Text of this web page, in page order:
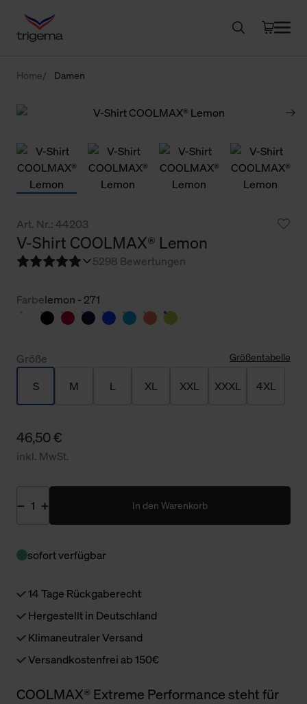
Home Damen
Art. Nr.: 44203
V-Shirt COOLMAX® Lemon
5298 Bewertungen
Farbelemon - 271
Größe Größentabelle
S M L XL XXL XXXL 4XL
46,50 €
inkl. MwSt.
In den Warenkorb
sofort verfügbar
14 Tage Rückgaberecht
Hergestellt in Deutschland
Klimaneutraler Versand
Versandkostenfrei ab 150€
COOLMAX® Extreme Performance steht für